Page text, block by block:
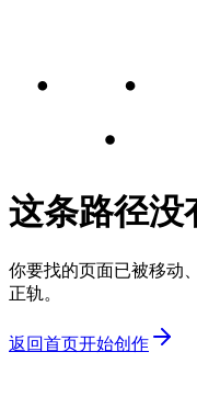
这条路径没
你要找的页面已被移动
正轨。
返回首页开始创作